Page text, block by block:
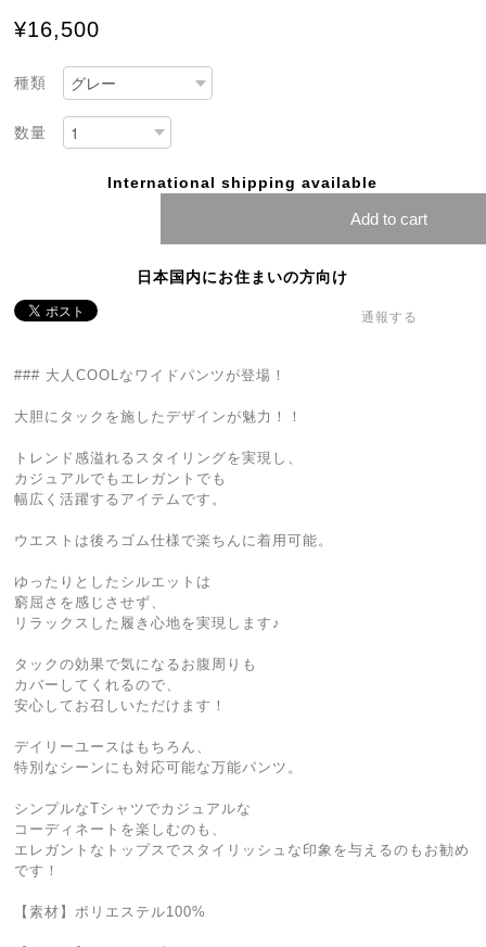
¥16,500
種類
数量
International shipping available
Add to cart
日本国内にお住まいの方向け
通報する
### 大人COOLなワイドパンツが登場！
大胆にタックを施したデザインが魅力！！
トレンド感溢れるスタイリングを実現し、
カジュアルでもエレガントでも
幅広く活躍するアイテムです。
ウエストは後ろゴム仕様で楽ちんに着用可能。
ゆったりとしたシルエットは
窮屈さを感じさせず、
リラックスした履き心地を実現します♪
タックの効果で気になるお腹周りも
カバーしてくれるので、
安心してお召しいただけます！
デイリーユースはもちろん、
特別なシーンにも対応可能な万能パンツ。
シンプルなTシャツでカジュアルな
コーディネートを楽しむのも、
エレガントなトップスでスタイリッシュな印象を与えるのもお勧め
です！
【素材】ポリエステル100%